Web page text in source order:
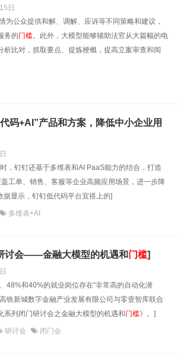
日
为公众提供和解、调解、应诉等不同策略和建议，
务的门槛。此外，大模型能够辅助法官从大篇幅的电
析比对，抓取要点、提炼梗概，提高立案审查和阅
码+AI”产品和方案，降低中小企业用
，钉钉还基于多维表和AI PaaS能力的结合，打造
盖工单、销售、客服等企业高频应用场景，进一步降
据显示，钉钉低代码平台宜搭上的]
多维表+AI
讨会——金融大模型的机遇和门槛]
48%和40%的就业岗位存在“非常高的自动化潜
铁新城数字金融产业发展有限公司与零壹智库联合
系列闭门研讨会之金融大模型的机遇和门槛》。]
研讨会 闭门会